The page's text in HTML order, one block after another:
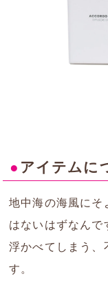
● アイテムに
地中海の海風にそ
はないはずなんで
浮かべてしまう、
す。